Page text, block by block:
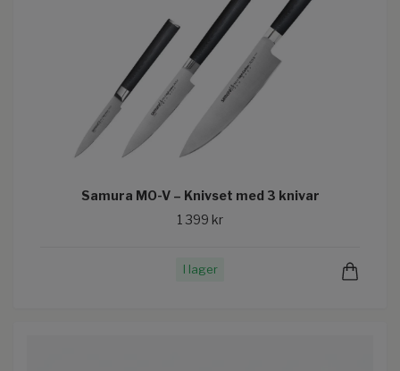
Samura MO-V – Knivset med 3 knivar
1 399 kr
I lager